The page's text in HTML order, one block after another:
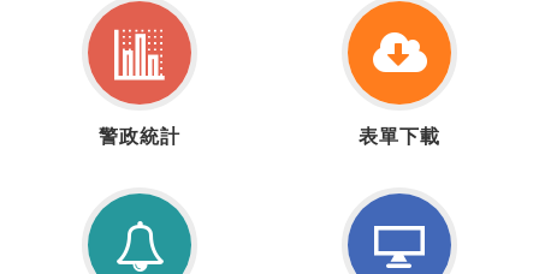
規
簡
服
務
散
避
難
專
區
政
計
警政統計
單
載
表單下載